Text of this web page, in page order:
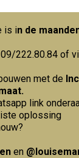
is in de
222.80.84 of
met de
link
oplossing
en